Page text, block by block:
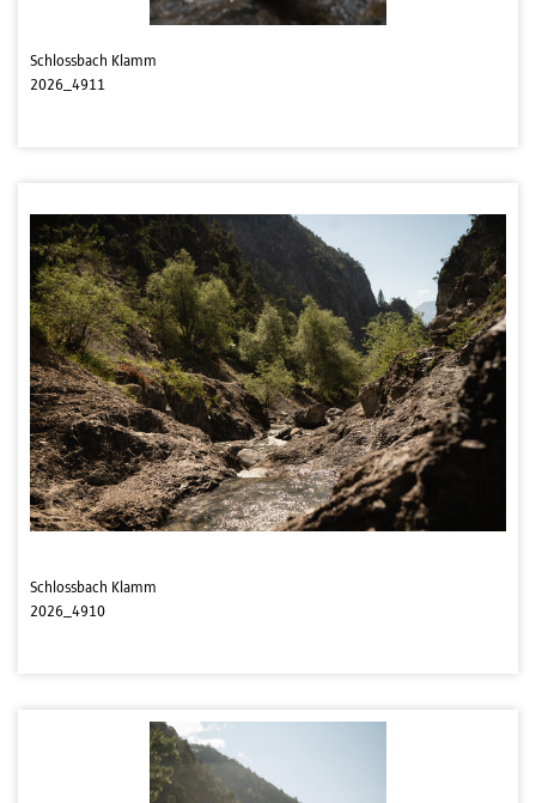
Schlossbach Klamm
2026_4911
Schlossbach Klamm
2026_4910